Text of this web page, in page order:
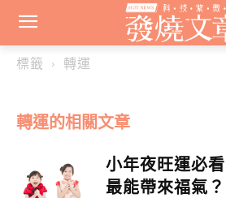
標籤 轉運
轉運的相關文章
小年夜旺運必
最能帶來福氣？